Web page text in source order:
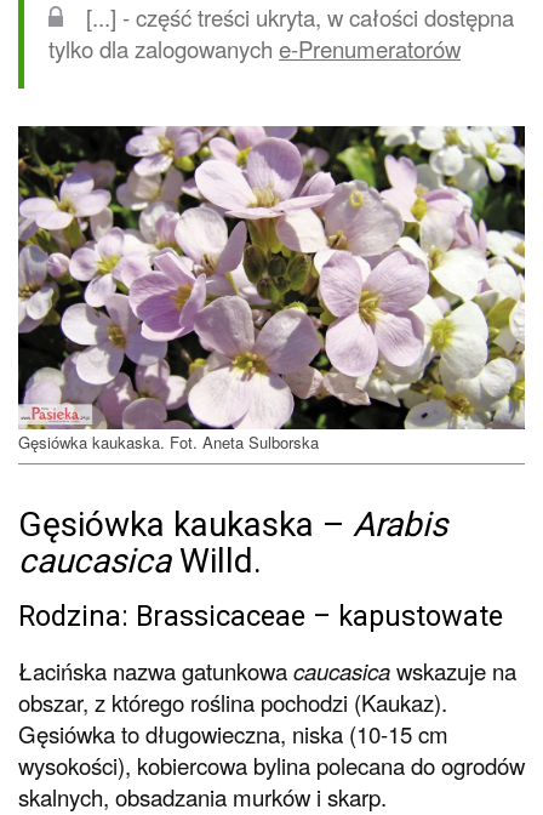
[...] - część treści ukryta, w całości dostępna
tylko dla zalogowanych e-Prenumeratorów
Gęsiówka kaukaska. Fot. Aneta Sulborska
Gęsiówka kaukaska – Arabis
caucasicaWilld.
Rodzina: Brassicaceae – kapustowate
Łacińska nazwa gatunkowacaucasicawskazuje na
obszar, z którego roślina pochodzi (Kaukaz).
Gęsiówka to długowieczna, niska (10-15 cm
wysokości), kobiercowa bylina polecana do ogrodów
skalnych, obsadzania murków i skarp.